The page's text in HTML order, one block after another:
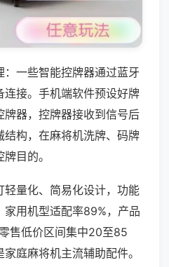
一些智能控牌器通过蓝牙
连接。手机端软件预设好牌
牌器，控牌器接收到信号后
构，在麻将机洗牌、码牌
目的。
轻量化、简易化设计，功能
用机型适配率89%，产品
售低价区间集中20至85
庭麻将机主流辅助配件。